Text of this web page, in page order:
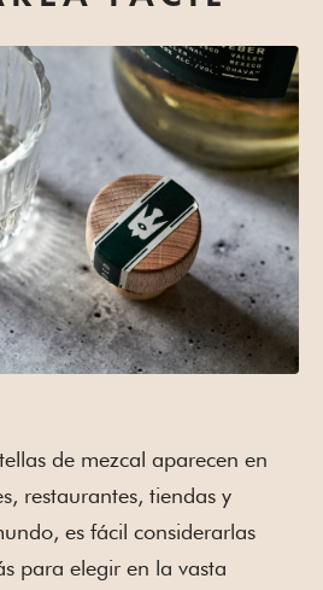
de mezcal aparecen en
restaurantes, tiendas y
es fácil considerarlas
para elegir en la vasta